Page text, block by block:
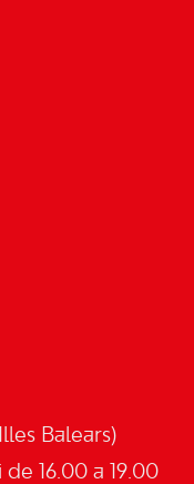
Balears)
16.00 a 19.00